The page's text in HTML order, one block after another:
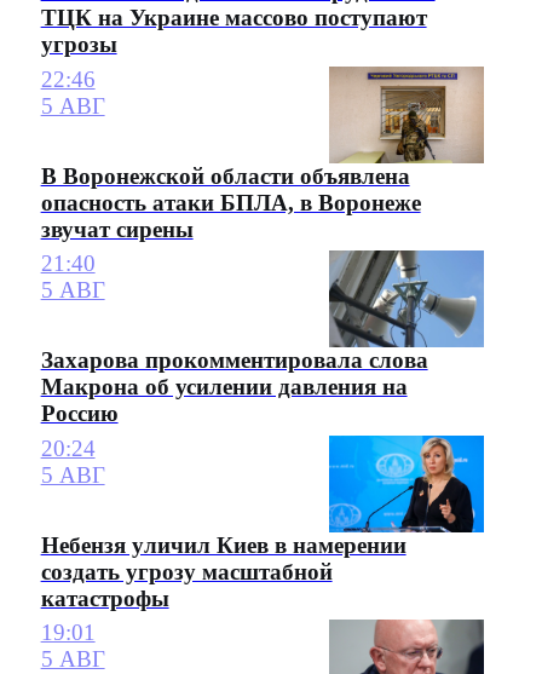
ТЦК на Украине массово поступают
угрозы
22:46
5 АВГ
В Воронежской области объявлена
опасность атаки БПЛА, в Воронеже
звучат сирены
21:40
5 АВГ
Захарова прокомментировала слова
Макрона об усилении давления на
Россию
20:24
5 АВГ
Небензя уличил Киев в намерении
создать угрозу масштабной
катастрофы
19:01
5 АВГ